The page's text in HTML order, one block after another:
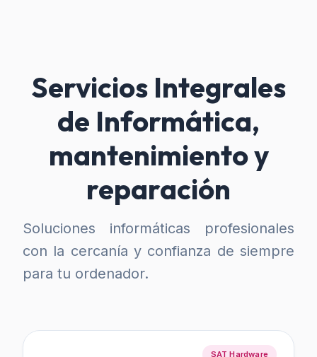
Servicios Integrales
de Informática,
mantenimiento y
reparación
Soluciones informáticas profesionales
con la cercanía y confianza de siempre
para tu ordenador.
SAT Hardware